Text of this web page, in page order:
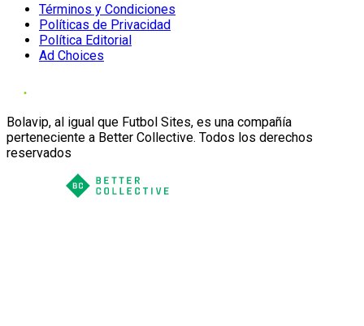
Términos y Condiciones
Políticas de Privacidad
Política Editorial
Ad Choices
Bolavip, al igual que Futbol Sites, es una compañía
perteneciente a Better Collective. Todos los derechos
reservados